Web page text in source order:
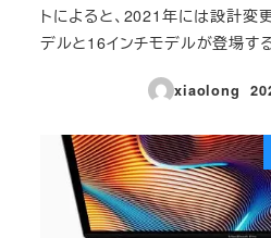
トによると、2021年には設計変
デルと16インチモデルが登場す
xiaolong
投